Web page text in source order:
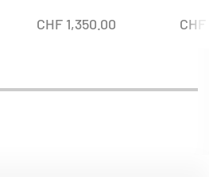
CHF1,350.00 CHF